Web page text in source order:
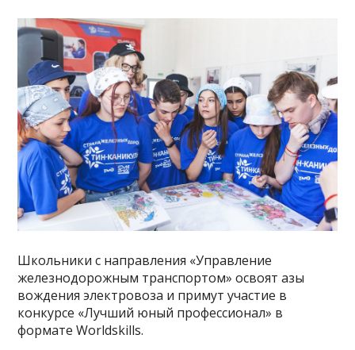
Школьники с направления «Управление
железнодорожным транспортом» освоят азы
вождения электровоза и примут участие в
конкурсе «Лучший юный профессионал» в
формате Worldskills.